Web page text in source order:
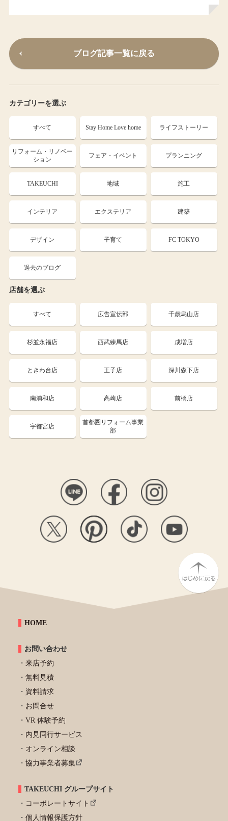
ブログ記事一覧に戻る
カテゴリーを選ぶ
すべて Stay Home Love home ライフストーリー
リフォーム・リノベー
ション
フェア・イベント プランニング
TAKEUCHI 地域 施工
インテリア エクステリア 建築
デザイン 子育て FC TOKYO
過去のブログ
店舗を選ぶ
すべて 広告宣伝部 千歳烏山店
杉並永福店 西武練馬店 成増店
ときわ台店 王子店 深川森下店
南浦和店 高崎店 前橋店
宇都宮店
首都圏リフォーム事業
部
HOME
お問い合わせ
来店予約
無料見積
資料請求
お問合せ
VR 体験予約
内見同行サービス
オンライン相談
協力事業者募集
TAKEUCHI グループサイト
コーポレートサイト
個人情報保護方針